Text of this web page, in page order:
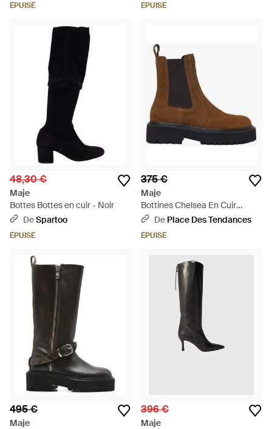
ÉPUISÉ ÉPUISÉ
48,30 €
Maje
Bottes Bottes en cuir - Noir
DeSpartoo
ÉPUISÉ
375 €
Maje
Bottines Chelsea En Cuir
Suédé Femme - Marron
De Place Des Tendances
ÉPUISÉ
495 €
Maje
396 €
Maje